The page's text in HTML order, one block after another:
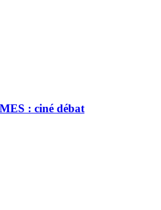
: ciné débat